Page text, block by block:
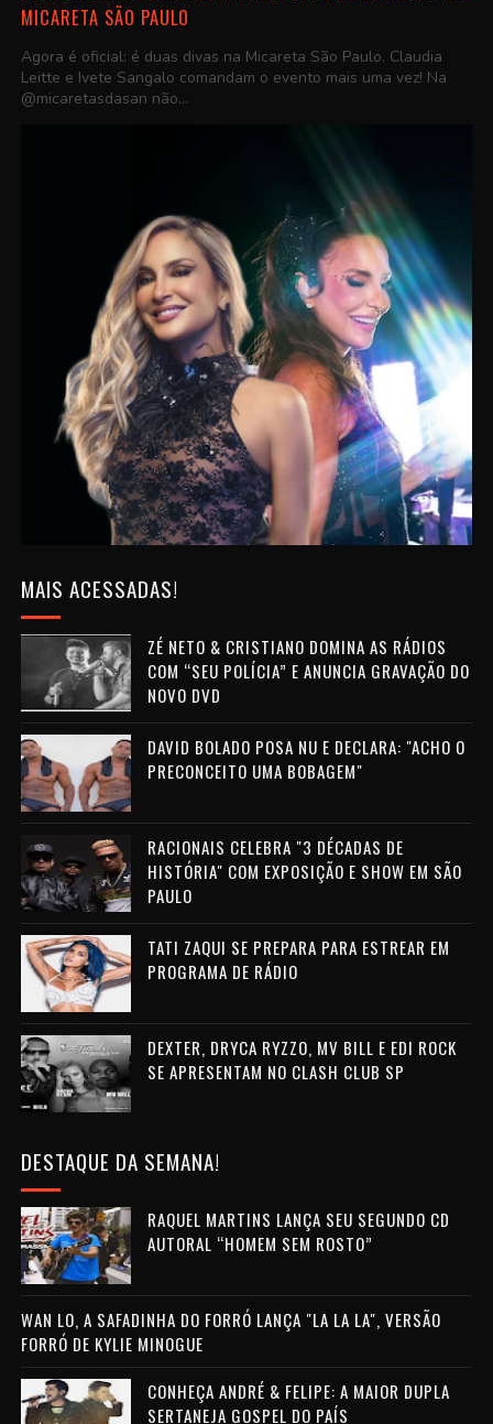
MICARETA SÃO PAULO
Agora é oficial: é duas divas na Micareta São Paulo. Claudia
Leitte e Ivete Sangalo comandam o evento mais uma vez! Na
@micaretasdasan não...
MAIS ACESSADAS!
ZÉ NETO & CRISTIANO DOMINA AS RÁDIOS
COM “SEU POLÍCIA” E ANUNCIA GRAVAÇÃO DO
NOVO DVD
DAVID BOLADO POSA NU E DECLARA: "ACHO O
PRECONCEITO UMA BOBAGEM"
RACIONAIS CELEBRA "3 DÉCADAS DE
HISTÓRIA" COM EXPOSIÇÃO E SHOW EM SÃO
PAULO
TATI ZAQUI SE PREPARA PARA ESTREAR EM
PROGRAMA DE RÁDIO
DEXTER, DRYCA RYZZO, MV BILL E EDI ROCK
SE APRESENTAM NO CLASH CLUB SP
DESTAQUE DA SEMANA!
RAQUEL MARTINS LANÇA SEU SEGUNDO CD
AUTORAL “HOMEM SEM ROSTO”
WAN LO, A SAFADINHA DO FORRÓ LANÇA "LA LA LA", VERSÃO
FORRÓ DE KYLIE MINOGUE
CONHEÇA ANDRÉ & FELIPE: A MAIOR DUPLA
SERTANEJA GOSPEL DO PAÍS